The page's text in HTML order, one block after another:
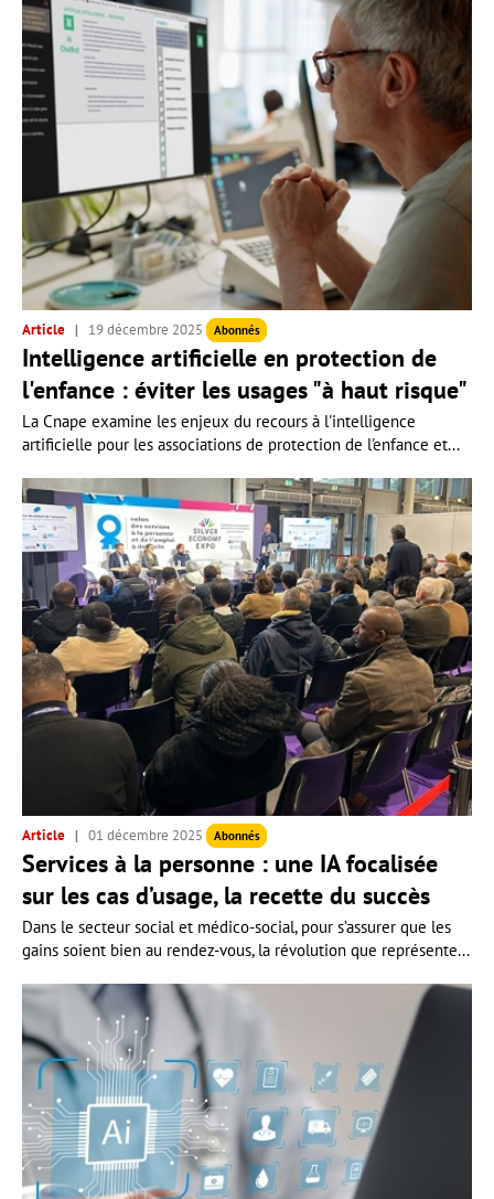
Article 19 décembre 2025 Abonnés
Intelligence artificielle en protection de
l'enfance : éviter les usages "à haut risque"
La Cnape examine les enjeux du recours à l'intelligence
artificielle pour les associations de protection de l'enfance et...
Article 01 décembre 2025 Abonnés
Services à la personne : une IA focalisée
sur les cas d’usage, la recette du succès
Dans le secteur social et médico-social, pour s’assurer que les
gains soient bien au rendez-vous, la révolution que représente...